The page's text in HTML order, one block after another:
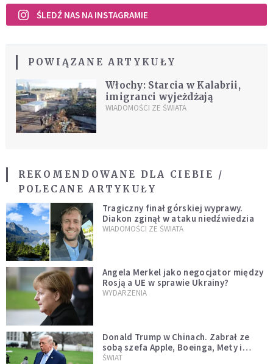
ŚLEDŹ NAS NA INSTAGRAMIE
POWIĄZANE ARTYKUŁY
Włochy: Starcia w Kalabrii,
imigranci wyjeżdżają
WIADOMOŚCI ZE ŚWIATA
REKOMENDOWANE DLA CIEBIE /
POLECANE ARTYKUŁY
Tragiczny finał górskiej wyprawy.
Diakon zginął w ataku niedźwiedzia
WIADOMOŚCI ZE ŚWIATA
Angela Merkel jako negocjator między
Rosją a UE w sprawie Ukrainy?
WYDARZENIA
Donald Trump w Chinach. Zabrał ze
sobą szefa Apple, Boeinga, Mety i
Muska
ŚWIAT